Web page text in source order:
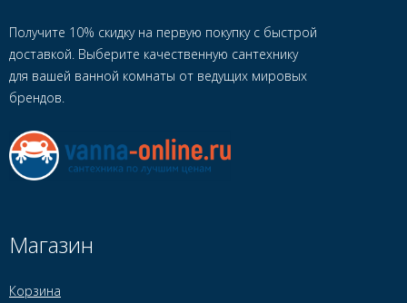
Получите 10% скидку на первую покупку с быстрой
доставкой. Выберите качественную сантехнику
для вашей ванной комнаты от ведущих мировых
брендов.
Магазин
Корзина